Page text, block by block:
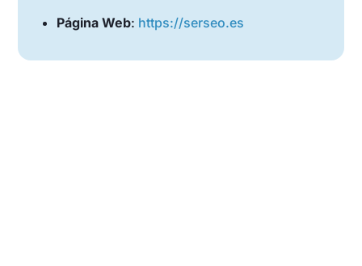
Página Web: https://serseo.es